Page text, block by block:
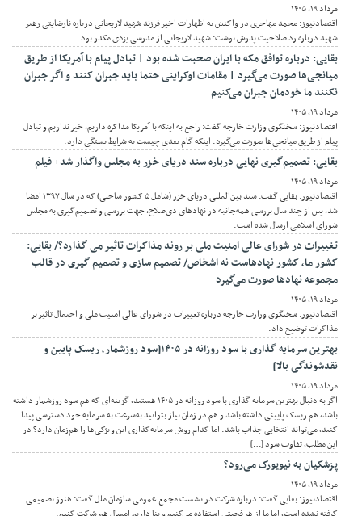
مرداد ۱۹, ۱۴۰۵
اقتصادنیوز: محمد مهاجری در واکنش به اظهارات اخیر فرزند شهید لاریجانی درباره نارضایتی رهبر
شهید درباره رد صلاحیت پدرش نوشت: شهید لاریجانی از مدرسی یزدی مکدر بود.
بقایی: درباره توافق مکه با ایران صحبت شده بود | تبادل پیام با آمریکا از طریق
میانجی‌ها صورت می‌گیرد | مقامات اوکراینی حتما باید جبران کنند و اگر جبران
نکنند ما خودمان جبران می‌کنیم
مرداد ۱۹, ۱۴۰۵
اقتصادنیوز: سخنگوی وزارت خارجه گفت: راجع به اینکه با آمریکا مذاکره داریم، خیر نداریم و تبادل
پیام از طریق میانجی‌ها صورت می‌گیرد. اینکه گام بعدی چیست به شرایط بستگی دارد.
بقایی: تصمیم‌گیری نهایی درباره سند دریای خزر به مجلس واگذار شد+ فیلم
مرداد ۱۹, ۱۴۰۵
اقتصادنیوز: بقایی گفت: سند بین‌المللی دریای خزر (شامل ۵ کشور ساحلی) که در سال ۱۳۹۷ امضا
شد، پس از چند سال بررسی همه‌جانبه در نهادهای ذی‌صلاح، جهت بررسی و تصمیم‌گیری به مجلس
شورای اسلامی ارسال شده است.
تغییرات در شورای عالی امنیت ملی بر روند مذاکرات تاثیر می گذارد؟/ بقایی:
کشور ما، کشور نهادهاست نه اشخاص/ تصمیم سازی و تصمیم گیری در قالب
مجموعه نهادها صورت می‌گیرد
مرداد ۱۹, ۱۴۰۵
اقتصادنیوز: سخنگوی وزارت خارجه درباره تغییرات در شورای عالی امنیت ملی و احتمال تاثیر بر
مذاکرات توضیح داد.
بهترین سرمایه گذاری با سود روزانه در ۱۴۰۵[سود روزشمار، ریسک پایین و
نقدشوندگی بالا]
مرداد ۱۹, ۱۴۰۵
اگر به دنبال بهترین سرمایه گذاری با سود روزانه در ۱۴۰۵ هستید، گزینه‌ای که هم سود روزشمار داشته
باشد، هم ریسک پایینی داشته باشد و هم در زمان نیاز بتوانید به‌سرعت به سرمایه خود دسترسی پیدا
کنید، می‌تواند انتخابی جذاب باشد. اما کدام روش سرمایه‌گذاری این ویژگی‌ها را هم‌زمان دارد؟ در
این مطلب، تفاوت سود […]
پزشکیان به نیویورک می‌رود؟
مرداد ۱۹, ۱۴۰۵
اقتصادنیوز: بقایی گفت: درباره شرکت در نشست مجمع عمومی سازمان ملل گفت: هنوز تصمیمی